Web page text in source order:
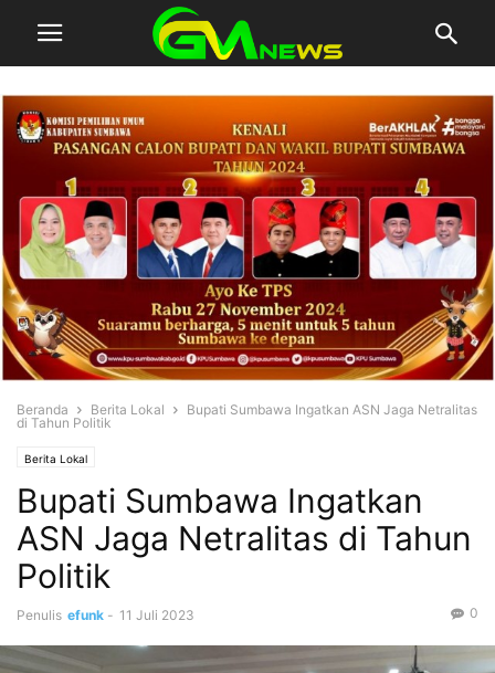
Beranda Berita Lokal
Bupati Sumbawa Ingatkan ASN Jaga Netralitas
di Tahun Politik
Berita Lokal
Bupati Sumbawa Ingatkan
ASN Jaga Netralitas di Tahun
Politik
Penulis efunk - 11 Juli 2023 0